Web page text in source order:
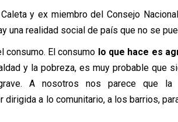
y ex miembro del Consejo
una realidad social de país que no se
consumo. El consumo lo que hace es
y la pobreza, es muy probable que
A nosotros nos parece que la
a lo comunitario, a los barrios,